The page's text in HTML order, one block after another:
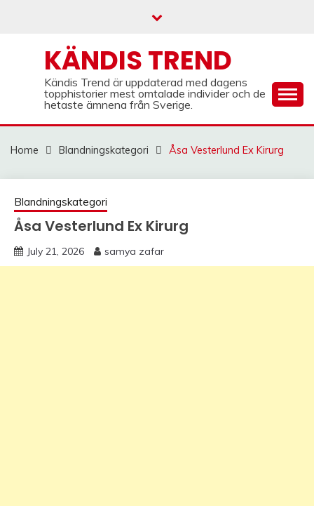
KÄNDIS TREND
Kändis Trend är uppdaterad med dagens
topphistorier mest omtalade individer och de
hetaste ämnena från Sverige.
Home Blandningskategori Åsa Vesterlund Ex Kirurg
Blandningskategori
Åsa Vesterlund Ex Kirurg
July 21, 2026 samya zafar